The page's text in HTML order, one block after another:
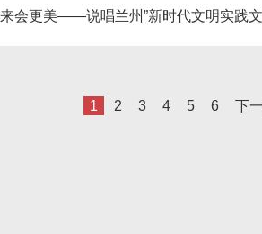
会更美——说唱兰州”新时代文明实践
1 2 3 4 5 6 下